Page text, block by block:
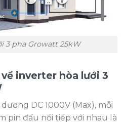
3 pha Growatt 25kW
inverter hòa lưới 3
DC 1000V (Max), mỗi
pin đấu nối tiếp với nhau là